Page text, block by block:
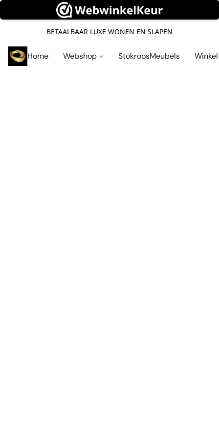
BETAALBAAR LUXE WONEN EN SLAPEN
Home Webshop StokroosMeubels